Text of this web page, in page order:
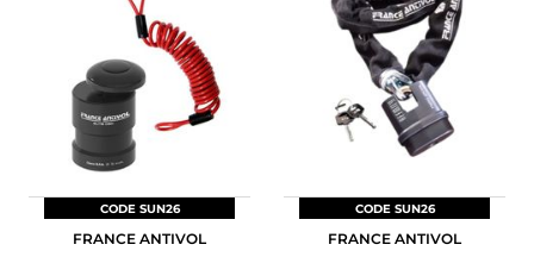
BAGAGE
SPORTKLEDING
AANBIEDINGEN EN GOEDE DEALS
CADEAUBONNEN
CODE SUN26
FRANCE ANTIVOL
CODE SUN26
FRANCE ANTIVOL